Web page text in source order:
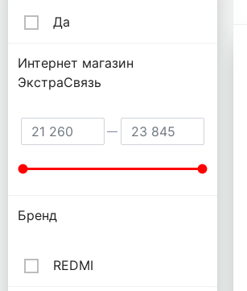
Да
Интернет магазин
ЭкстраСвязь
Бренд
REDMI